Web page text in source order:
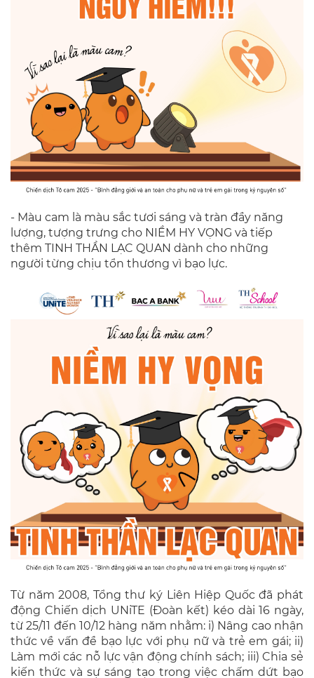
- Màu cam là màu sắc tươi sáng và tràn đầy năng
lượng, tượng trưng cho NIỀM HY VỌNG và tiếp
thêm TINH THẦN LẠC QUAN dành cho những
người từng chịu tổn thương vì bạo lực.
Từ năm 2008, Tổng thư ký Liên Hiệp Quốc đã phát
động Chiến dịch UNiTE (Đoàn kết) kéo dài 16 ngày,
từ 25/11 đến 10/12 hàng năm nhằm: i) Nâng cao nhận
thức về vấn đề bạo lực với phụ nữ và trẻ em gái; ii)
Làm mới các nỗ lực vận động chính sách; iii) Chia sẻ
kiến thức và sự sáng tạo trong việc chấm dứt bạo